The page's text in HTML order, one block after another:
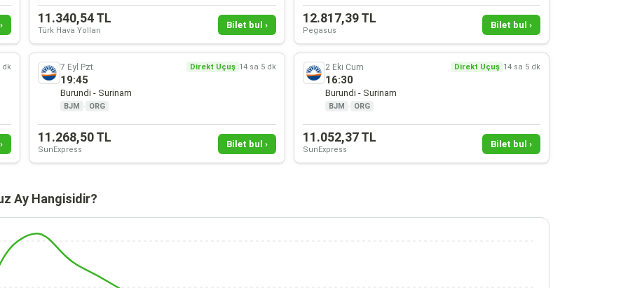
11.340,54 TL
Türk Hava Yolları
Bilet bul › 12.817,39 TL
Pegasus
Bilet bul ›
dk 7 Eyl Pzt Direkt Uçuş 14 sa 5 dk
19:45
Burundi - Surinam
BJM · ORG
11.268,50 TL
SunExpress
Bilet bul ›
2 Eki Cum Direkt Uçuş 14 sa 5 dk
16:30
Burundi - Surinam
BJM · ORG
11.052,37 TL
SunExpress
Bilet bul ›
Ay Hangisidir?